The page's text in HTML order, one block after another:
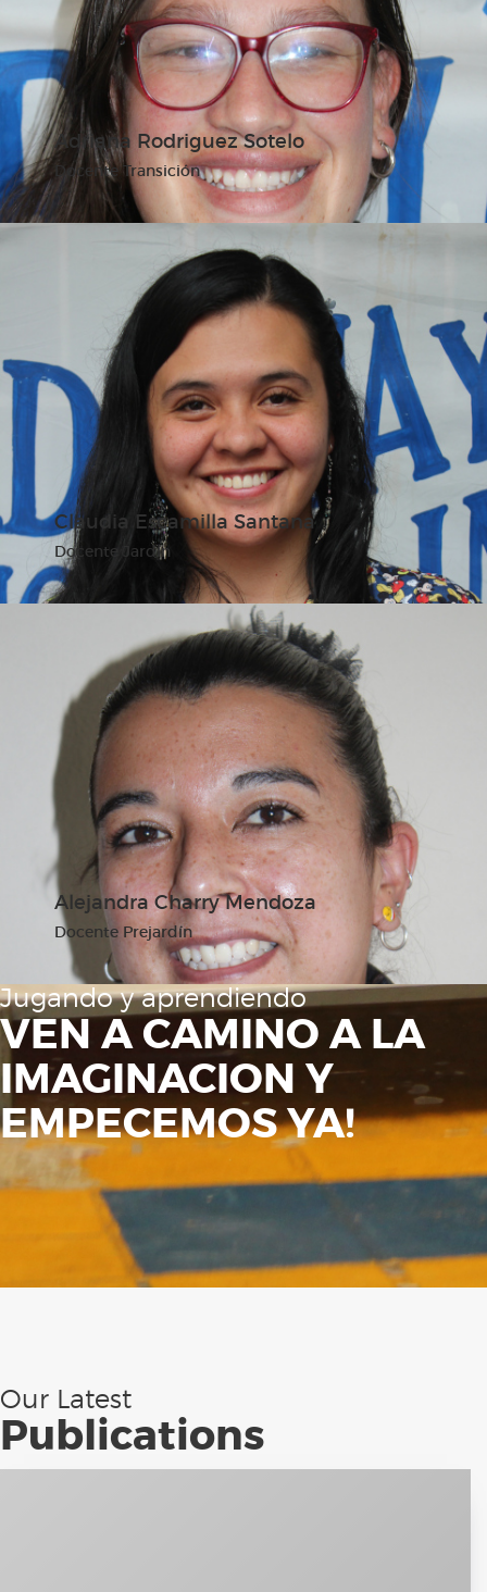
Adriana Rodriguez Sotelo
Docente Transición
Claudia Escamilla Santana
Docente Jardín
Alejandra Charry Mendoza
Docente Prejardín
Jugando y aprendiendo
VEN A CAMINO A LA
IMAGINACION Y
EMPECEMOS YA!
Our Latest
Publications